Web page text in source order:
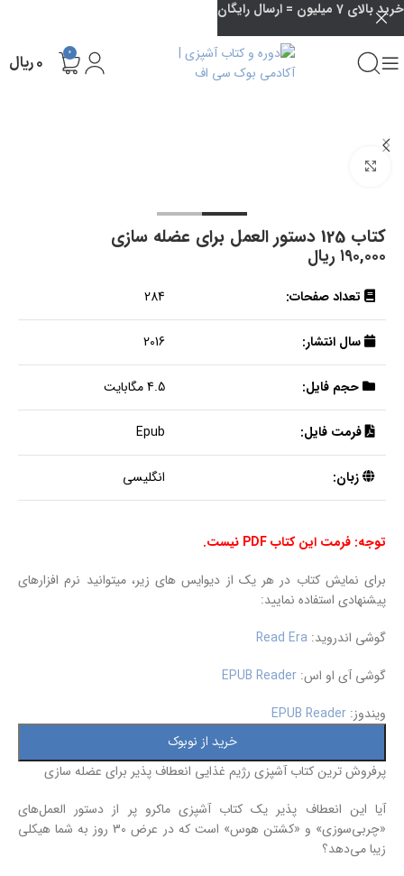
0 ۰ریال
کتاب 125 دستور العمل برای عضله سازی
۱۹۰,۰۰۰ ریال
تعداد صفحات: 284
سال انتشار: 2016
حجم فایل: 4.5 مگابایت
فرمت فایل: Epub
زبان: انگلیسی
توجه: فرمت این کتاب PDF نیست.
برای نمایش کتاب در هر یک از دیوایس های زیر، میتوانید نرم افزارهای
پیشنهادی استفاده نمایید:
گوشی اندروید: Read Era
گوشی آی او اس: EPUB Reader
ویندوز: EPUB Reader
خرید از نوبوک
پرفروش ترین کتاب آشپزی رژیم غذایی انعطاف پذیر برای عضله سازی
آیا این انعطاف پذیر یک کتاب آشپزی ماکرو پر از دستور العمل‌های
«چربی‌سوزی» و «کشتن هوس» است که در عرض 30 روز به شما هیکلی
زیبا می‌دهد؟
خرید بالای 7 میلیون = ارسال رایگان